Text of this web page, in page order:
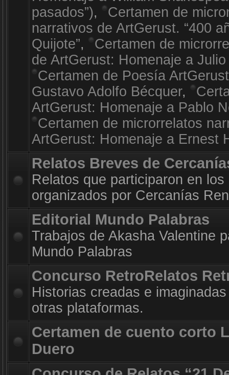
pasados”),
Certamen de
narrativos de ArtGerust. “400
Quijote”,
Certamen de
de ArtGerust: Homenaje a
Certamen de Poesía
Gustavo Adolfo Bécquer,
ArtGerust: Homenaje a Pablo
Certamen de microrrelatos
ArtGerust: Homenaje a Ernest
Relatos Breves de
Relatos que participaron en
organizados por Cercanías
Editorial Mundo Palabras
Trabajos de Akasha Valentine
Mundo Palabras
Concurso RetroRelatos
Historias creadas e
otras plataformas.
Certamen de cuento corto
Duero